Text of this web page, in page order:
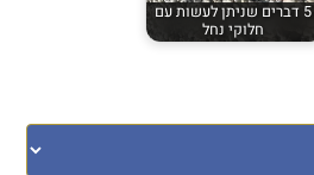
5 דברים שניתן לעשות עם
חלוקי נחל